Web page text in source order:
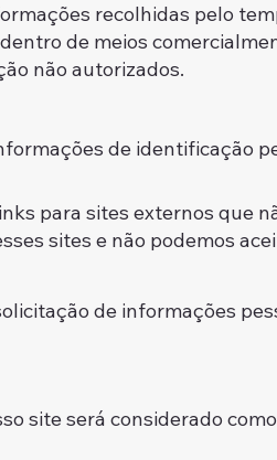
recolhidas pelo
de meios
não autorizados.
de identificação
para sites externos que
sites e não podemos
de informações
site será considerado